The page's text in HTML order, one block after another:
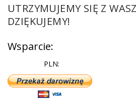
UTRZYMUJEMY SIĘ Z
DZIĘKUJEMY!
Wsparcie:
PLN: